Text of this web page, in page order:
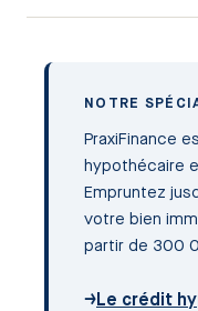
NOTRE
PraxiFinance
hypothécaire
Empruntez
votre bien
partir de 300
→Le crédit